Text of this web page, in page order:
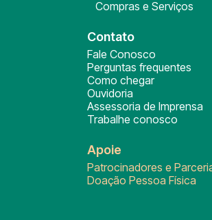
Compras e Serviços
Contato
Fale Conosco
Perguntas frequentes
Como chegar
Ouvidoria
Assessoria de Imprensa
Trabalhe conosco
Apoie
Patrocinadores e
Doação Pessoa Física